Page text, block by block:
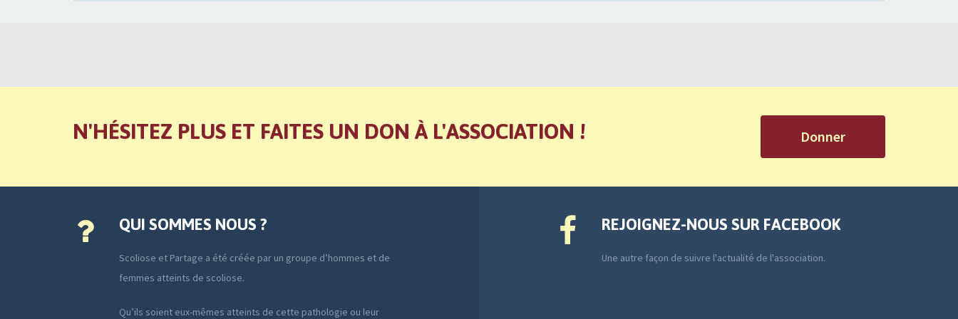
N'HÉSITEZ PLUS ET FAITES UN DON À L'ASSOCIATION ! Donner
QUI SOMMES NOUS ?
Scoliose et Partage a été créée par un groupe d’hommes et de
femmes atteints de scoliose.
Qu’ils soient eux-mêmes atteints de cette pathologie ou leur
REJOIGNEZ-NOUS SUR FACEBOOK
Une autre façon de suivre l'actualité de l'association.